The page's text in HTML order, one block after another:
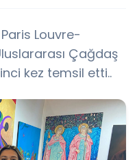
Louvre-
Çağdaş
kez temsil etti..